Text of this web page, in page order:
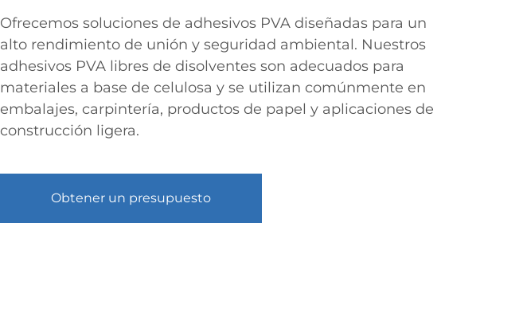
Ofrecemos soluciones de adhesivos PVA diseñadas para un
alto rendimiento de unión y seguridad ambiental. Nuestros
adhesivos PVA libres de disolventes son adecuados para
materiales a base de celulosa y se utilizan comúnmente en
embalajes, carpintería, productos de papel y aplicaciones de
construcción ligera.
Obtener un presupuesto